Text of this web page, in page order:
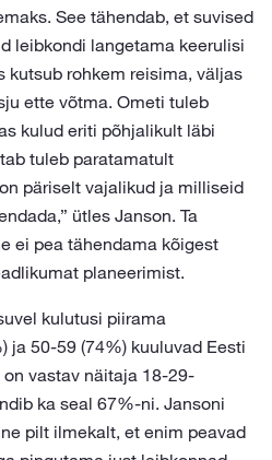
See tähendab, et suvised
leibkondi langetama keerulisi
kutsub rohkem reisima, väljas
ette võtma. Ometi tuleb
kulud eriti põhjalikult läbi
tuleb paratamatult
päriselt vajalikud ja milliseid
ütles Janson. Ta
ei pea tähendama kõigest
planeerimist.
kulutusi piirama
ja 50-59 (74%) kuuluvad Eesti
vastav näitaja 18-29-
ka seal 67%-ni. Jansoni
pilt ilmekalt, et enim peavad